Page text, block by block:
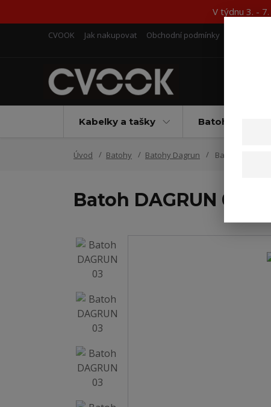
V týdnu 3. -
CVOOK Jak nakupovat Obchodní podmínky
Kabelky a tašky Batohy
Úvod Batohy Batohy Dagrun Batoh DAGRUN
Batoh DAGRUN 03